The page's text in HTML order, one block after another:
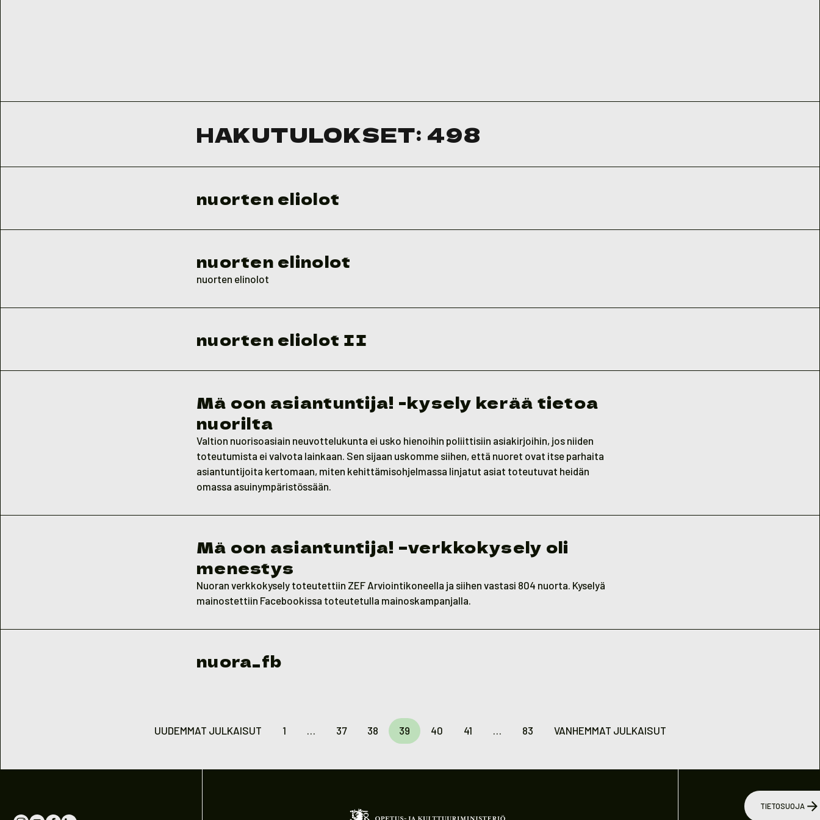
HAKUTULOKSET: 498
nuorten eliolot
nuorten elinolot
nuorten elinolot
nuorten eliolot II
Mä oon asiantuntija! -kysely kerää tietoa
nuorilta
Valtion nuorisoasiain neuvottelukunta ei usko hienoihin poliittisiin asiakirjoihin, jos niiden
toteutumista ei valvota lainkaan. Sen sijaan uskomme siihen, että nuoret ovat itse parhaita
asiantuntijoita kertomaan, miten kehittämisohjelmassa linjatut asiat toteutuvat heidän
omassa asuinympäristössään.
Mä oon asiantuntija! –verkkokysely oli
menestys
Nuoran verkkokysely toteutettiin ZEF Arviointikoneella ja siihen vastasi 804 nuorta. Kyselyä
mainostettiin Facebookissa toteutetulla mainoskampanjalla.
nuora_fb
UUDEMMAT JULKAISUT 1 … 37 38 39 40 41 … 83 VANHEMMAT JULKAISUT
TIETOSUOJA